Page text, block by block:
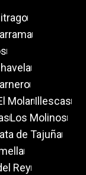
MolarIllescas
Los Molinos
de Tajuña
Rey